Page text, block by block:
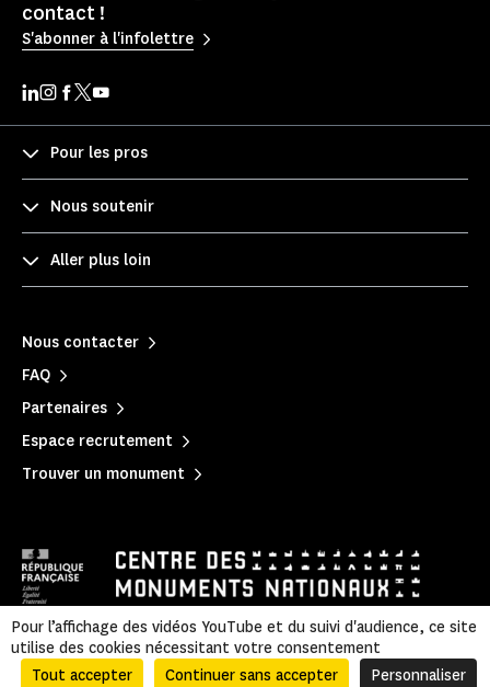
contact !
S'abonner à l'infolettre
Pour les pros
Nous soutenir
Aller plus loin
Nous contacter
FAQ
Partenaires
Espace recrutement
Trouver un monument
Mentions légales Politique de confidentialité
|
Informations légales et administratives
| Accessibilité | Plan du site
Pour l’affichage des vidéos YouTube et du suivi d'audience, ce site
utilise des cookies nécessitant votre consentement
Tout accepter
Continuer sans accepter Personnaliser